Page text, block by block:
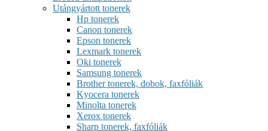
Utángyártott tonerek
Hp tonerek
Canon tonerek
Epson tonerek
Lexmark tonerek
Oki tonerek
Samsung tonerek
Brother tonerek, dobok, faxfóliák
Kyocera tonerek
Minolta tonerek
Xerox tonerek
Sharp tonerek, faxfóliák